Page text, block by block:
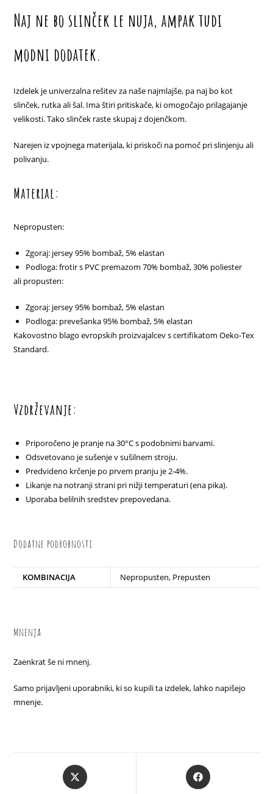
Naj ne bo slinček le nuja, ampak tudi
modni dodatek.
Izdelek je univerzalna rešitev za naše najmlajše, pa naj bo kot
slinček, rutka ali šal. Ima štiri pritiskače, ki omogočajo prilagajanje
velikosti. Tako slinček raste skupaj z dojenčkom.
Narejen iz vpojnega materijala, ki priskoči na pomoč pri slinjenju ali
polivanju.
Material:
Nepropusten:
Zgoraj: jersey 95% bombaž, 5% elastan
Podloga: frotir s PVC premazom 70% bombaž, 30% poliester
ali propusten:
Zgoraj: jersey 95% bombaž, 5% elastan
Podloga: prevešanka 95% bombaž, 5% elastan
Kakovostno blago evropskih proizvajalcev s certifikatom Oeko-Tex
Standard.
Vzdrževanje:
Priporočeno je pranje na 30°C s podobnimi barvami.
Odsvetovano je sušenje v sušilnem stroju.
Predvideno krčenje po prvem pranju je 2-4%.
Likanje na notranji strani pri nižji temperaturi (ena pika).
Uporaba belilnih sredstev prepovedana.
Dodatne podrobnosti
KOMBINACIJA Nepropusten, Prepusten
Mnenja
Zaenkrat še ni mnenj.
Samo prijavljeni uporabniki, ki so kupili ta izdelek, lahko napišejo
mnenje.
Opens
in
Opens
in